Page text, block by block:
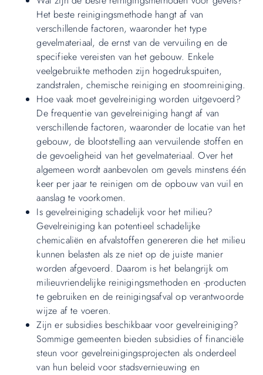
Het beste reinigingsmethode hangt af van
verschillende factoren, waaronder het type
gevelmateriaal, de ernst van de vervuiling en de
specifieke vereisten van het gebouw. Enkele
veelgebruikte methoden zijn hogedrukspuiten,
zandstralen, chemische reiniging en stoomreiniging.
Hoe vaak moet gevelreiniging worden uitgevoerd?
De frequentie van gevelreiniging hangt af van
verschillende factoren, waaronder de locatie van het
gebouw, de blootstelling aan vervuilende stoffen en
de gevoeligheid van het gevelmateriaal. Over het
algemeen wordt aanbevolen om gevels minstens één
keer per jaar te reinigen om de opbouw van vuil en
aanslag te voorkomen.
Is gevelreiniging schadelijk voor het milieu?
Gevelreiniging kan potentieel schadelijke
chemicaliën en afvalstoffen genereren die het milieu
kunnen belasten als ze niet op de juiste manier
worden afgevoerd. Daarom is het belangrijk om
milieuvriendelijke reinigingsmethoden en -producten
te gebruiken en de reinigingsafval op verantwoorde
wijze af te voeren.
Zijn er subsidies beschikbaar voor gevelreiniging?
Sommige gemeenten bieden subsidies of financiële
steun voor gevelreinigingsprojecten als onderdeel
van hun beleid voor stadsvernieuwing en